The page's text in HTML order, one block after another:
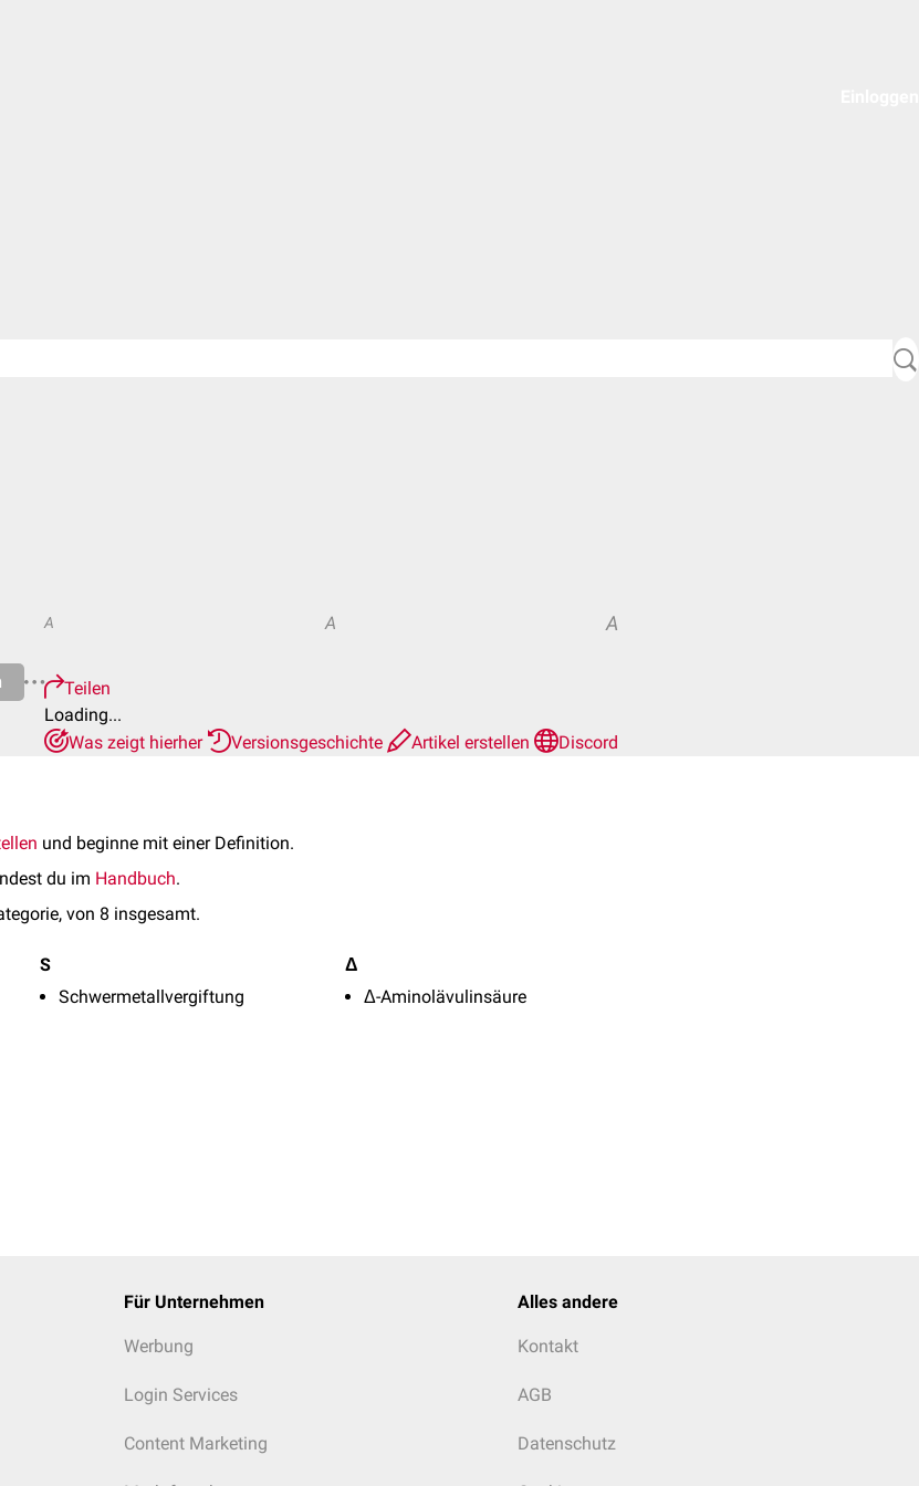
A A A
Teilen
Loading...
Was zeigt hierher
Versionsgeschichte Artikel erstellen Discord
und beginne mit einer Definition.
du im Handbuch.
von 8 insgesamt.
S
Schwermetallvergiftung
Δ
Δ-Aminolävulinsäure
Für Unternehmen
Werbung
Login Services
Content Marketing
Alles andere
Kontakt
AGB
Datenschutz